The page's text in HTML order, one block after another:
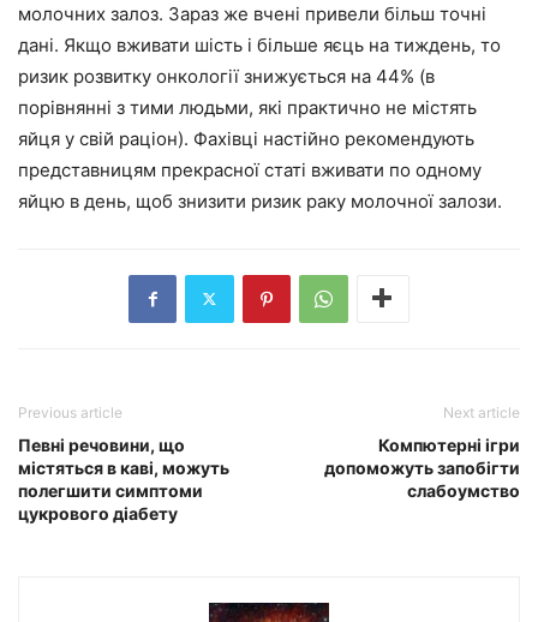
молочних залоз. Зараз же вчені привели більш точні
дані. Якщо вживати шість і більше яєць на тиждень, то
ризик розвитку онкології знижується на 44% (в
порівнянні з тими людьми, які практично не містять
яйця у свій раціон). Фахівці настійно рекомендують
представницям прекрасної статі вживати по одному
яйцю в день, щоб знизити ризик раку молочної залози.
Previous article
Певні речовини, що
містяться в каві, можуть
полегшити симптоми
цукрового діабету
Next article
Компютерні ігри
допоможуть запобігти
слабоумство